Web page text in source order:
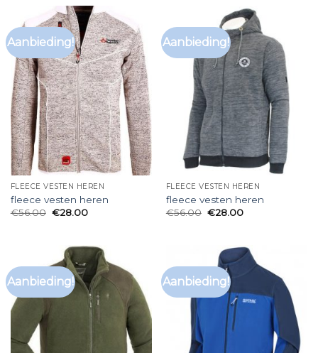
Aanbieding!
FLEECE VESTEN HEREN
fleece vesten heren
€56.00 €28.00
Aanbieding!
FLEECE VESTEN HEREN
fleece vesten heren
€56.00 €28.00
Aanbieding! Aanbieding!